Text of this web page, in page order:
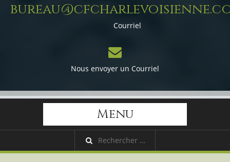
Courriel
Nous envoyer un Courriel
Menu